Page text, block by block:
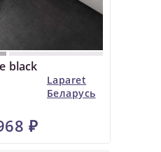
black
Laparet
Беларусь
₽